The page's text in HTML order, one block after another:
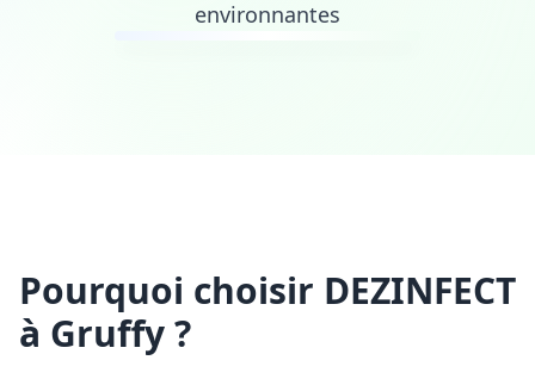
environnantes
Pourquoi choisir DEZINFECT
à Gruffy ?